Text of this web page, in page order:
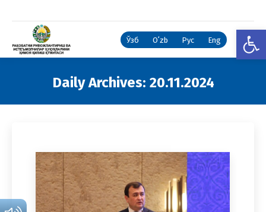
Ўзб Oʻzb Рус Eng
Daily Archives: 20.11.2024